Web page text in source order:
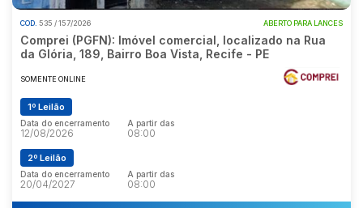
COD. 535 / 157/2026 ABERTO PARA LANCES
Comprei (PGFN): Imóvel comercial, localizado na Rua
da Glória, 189, Bairro Boa Vista, Recife - PE
SOMENTE ONLINE
1º Leilão
Data do encerramento
12/08/2026
A partir das
08:00
2º Leilão
Data do encerramento
20/04/2027
A partir das
08:00